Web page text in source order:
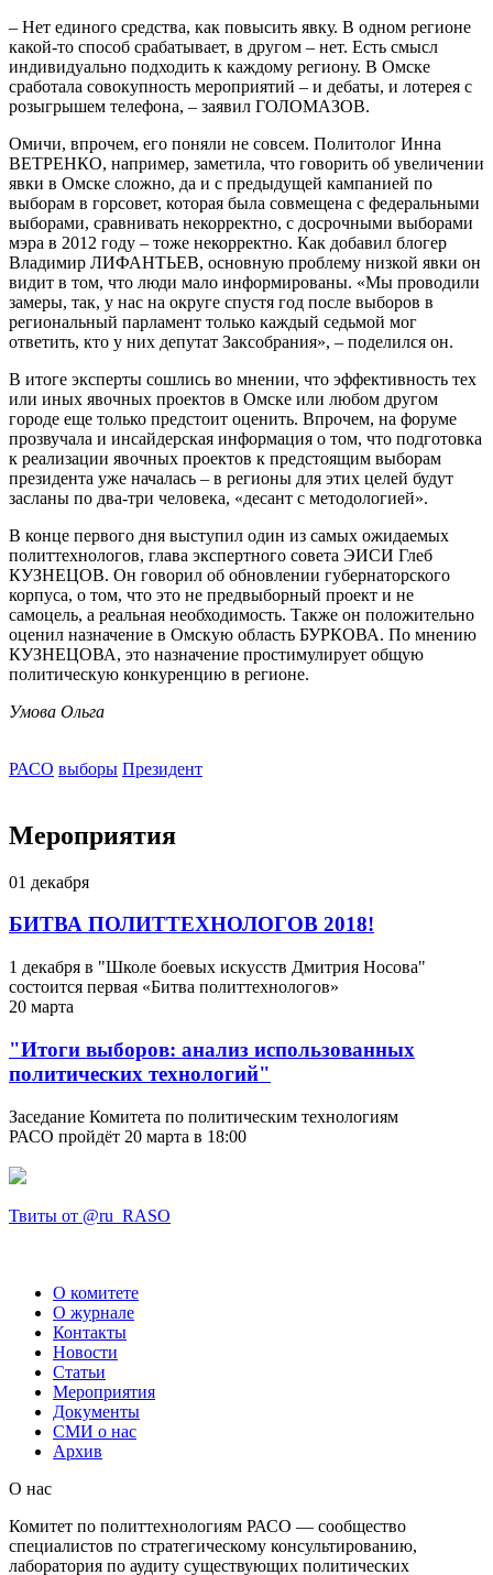
– Нет единого средства, как повысить явку. В одном регионе
какой-то способ срабатывает, в другом – нет. Есть смысл
индивидуально подходить к каждому региону. В Омске
сработала совокупность мероприятий – и дебаты, и лотерея с
розыгрышем телефона, – заявил ГОЛОМАЗОВ.
Омичи, впрочем, его поняли не совсем. Политолог Инна
ВЕТРЕНКО, например, заметила, что говорить об увеличении
явки в Омске сложно, да и с предыдущей кампанией по
выборам в горсовет, которая была совмещена с федеральными
выборами, сравнивать некорректно, с досрочными выборами
мэра в 2012 году – тоже некорректно. Как добавил блогер
Владимир ЛИФАНТЬЕВ, основную проблему низкой явки он
видит в том, что люди мало информированы. «Мы проводили
замеры, так, у нас на округе спустя год после выборов в
региональный парламент только каждый седьмой мог
ответить, кто у них депутат Заксобрания», – поделился он.
В итоге эксперты сошлись во мнении, что эффективность тех
или иных явочных проектов в Омске или любом другом
городе еще только предстоит оценить. Впрочем, на форуме
прозвучала и инсайдерская информация о том, что подготовка
к реализации явочных проектов к предстоящим выборам
президента уже началась – в регионы для этих целей будут
засланы по два-три человека, «десант с методологией».
В конце первого дня выступил один из самых ожидаемых
политтехнологов, глава экспертного совета ЭИСИ Глеб
КУЗНЕЦОВ. Он говорил об обновлении губернаторского
корпуса, о том, что это не предвыборный проект и не
самоцель, а реальная необходимость. Также он положительно
оценил назначение в Омскую область БУРКОВА. По мнению
КУЗНЕЦОВА, это назначение простимулирует общую
политическую конкуренцию в регионе.
Умова Ольга
РАСО выборы Президент
Мероприятия
01 декабря
БИТВА ПОЛИТТЕХНОЛОГОВ 2018!
1 декабря в "Школе боевых искусств Дмитрия Носова"
состоится первая «Битва политтехнологов»
20 марта
"Итоги выборов: анализ использованных
политических технологий"
Заседание Комитета по политическим технологиям
РАСО пройдёт 20 марта в 18:00
Твиты от @ru_RASO
О комитете
О журнале
Контакты
Новости
Статьи
Мероприятия
Документы
СМИ о нас
Архив
О нас
Комитет по политтехнологиям РАСО — сообщество
специалистов по стратегическому консультированию,
лаборатория по аудиту существующих политических